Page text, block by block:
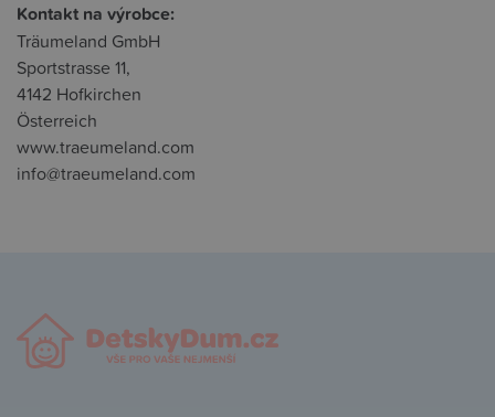
Kontakt na výrobce:
Träumeland GmbH
Sportstrasse 11,
4142 Hofkirchen
Österreich
www.traeumeland.com
info@traeumeland.com